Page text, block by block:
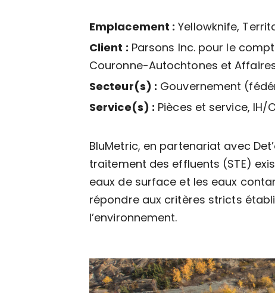
Emplacement : Yellowknife,
Client : Parsons Inc. pour le
Couronne-Autochtones et
Secteur(s) : Gouvernement
Service(s) : Pièces et service, IH/
BluMetric, en partenariat avec
traitement des effluents (STE)
eaux de surface et les eaux
répondre aux critères stricts
l’environnement.